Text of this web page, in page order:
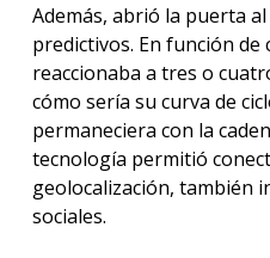
Además, abrió la puerta
predictivos. En función de
reaccionaba a tres o
cómo sería su curva de
permaneciera con la
tecnología permitió
geolocalización, también
sociales.